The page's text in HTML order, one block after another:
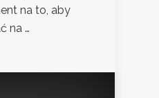
na to, aby
na …